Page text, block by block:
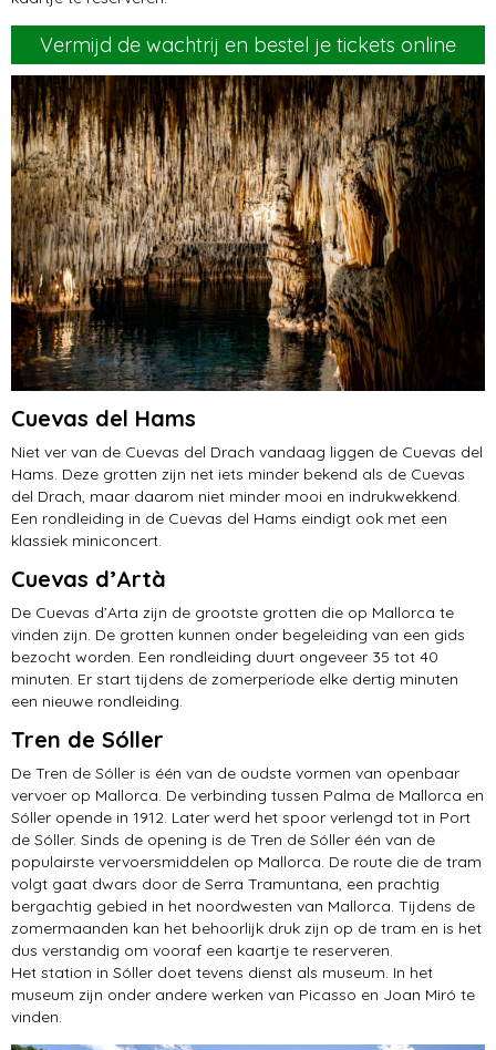
Vermijd de wachtrij en bestel je tickets online
Cuevas del Hams
Niet ver van de Cuevas del Drach vandaag liggen de Cuevas del
Hams. Deze grotten zijn net iets minder bekend als de Cuevas
del Drach, maar daarom niet minder mooi en indrukwekkend.
Een rondleiding in de Cuevas del Hams eindigt ook met een
klassiek miniconcert.
Cuevas d’Artà
De Cuevas d’Arta zijn de grootste grotten die op Mallorca te
vinden zijn. De grotten kunnen onder begeleiding van een gids
bezocht worden. Een rondleiding duurt ongeveer 35 tot 40
minuten. Er start tijdens de zomerperiode elke dertig minuten
een nieuwe rondleiding.
Tren de Sóller
De Tren de Sóller is één van de oudste vormen van openbaar
vervoer op Mallorca. De verbinding tussen Palma de Mallorca en
Sóller opende in 1912. Later werd het spoor verlengd tot in Port
de Sóller. Sinds de opening is de Tren de Sóller één van de
populairste vervoersmiddelen op Mallorca. De route die de tram
volgt gaat dwars door de Serra Tramuntana, een prachtig
bergachtig gebied in het noordwesten van Mallorca. Tijdens de
zomermaanden kan het behoorlijk druk zijn op de tram en is het
dus verstandig om vooraf een kaartje te reserveren.
Het station in Sóller doet tevens dienst als museum. In het
museum zijn onder andere werken van Picasso en Joan Miró te
vinden.